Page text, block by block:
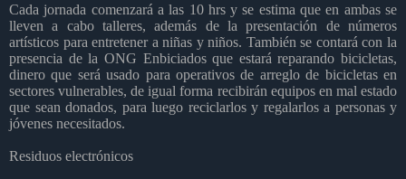
Cada jornada comenzará a las 10 hrs y se estima que en ambas se
lleven a cabo talleres, además de la presentación de números
artísticos para entretener a niñas y niños. También se contará con la
presencia de la ONG Enbiciados que estará reparando bicicletas,
dinero que será usado para operativos de arreglo de bicicletas en
sectores vulnerables, de igual forma recibirán equipos en mal estado
que sean donados, para luego reciclarlos y regalarlos a personas y
jóvenes necesitados.
Residuos electrónicos